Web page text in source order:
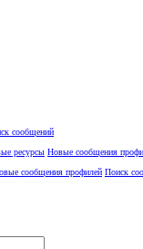
сообщений
ресурсы Новые сообщения
сообщения профилей Поиск